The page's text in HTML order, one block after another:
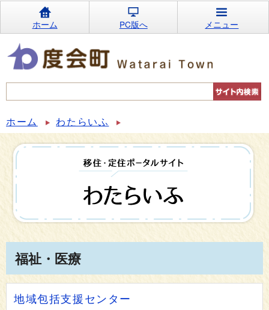
ホーム PC版へ メニュー
ホーム わたらいふ
福祉・医療
地域包括支援センター